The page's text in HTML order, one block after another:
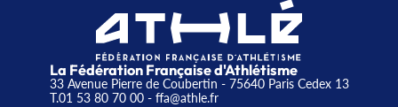
La Fédération Française d'Athlétisme
33 Avenue Pierre de Coubertin - 75640 Paris Cedex 13
T.01 53 80 70 00- ffa@athle.fr